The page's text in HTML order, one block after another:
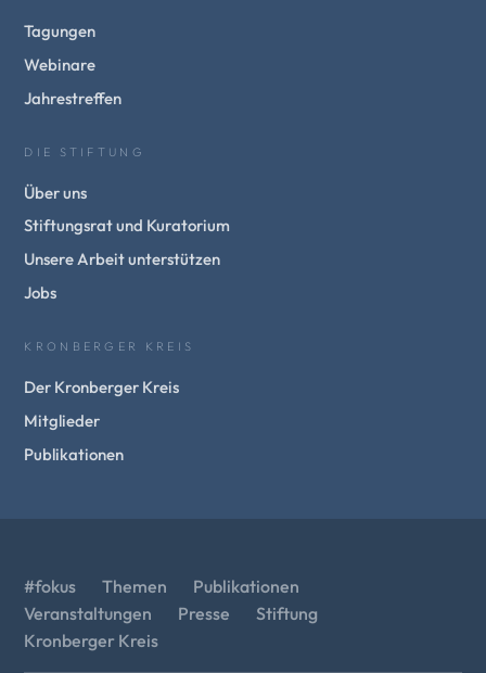
Tagungen
Webinare
Jahrestreffen
DIE STIFTUNG
Über uns
Stiftungsrat und Kuratorium
Unsere Arbeit unterstützen
Jobs
KRONBERGER KREIS
Der Kronberger Kreis
Mitglieder
Publikationen
#fokus Themen
Publikationen
Veranstaltungen
Presse
Stiftung
Kronberger Kreis